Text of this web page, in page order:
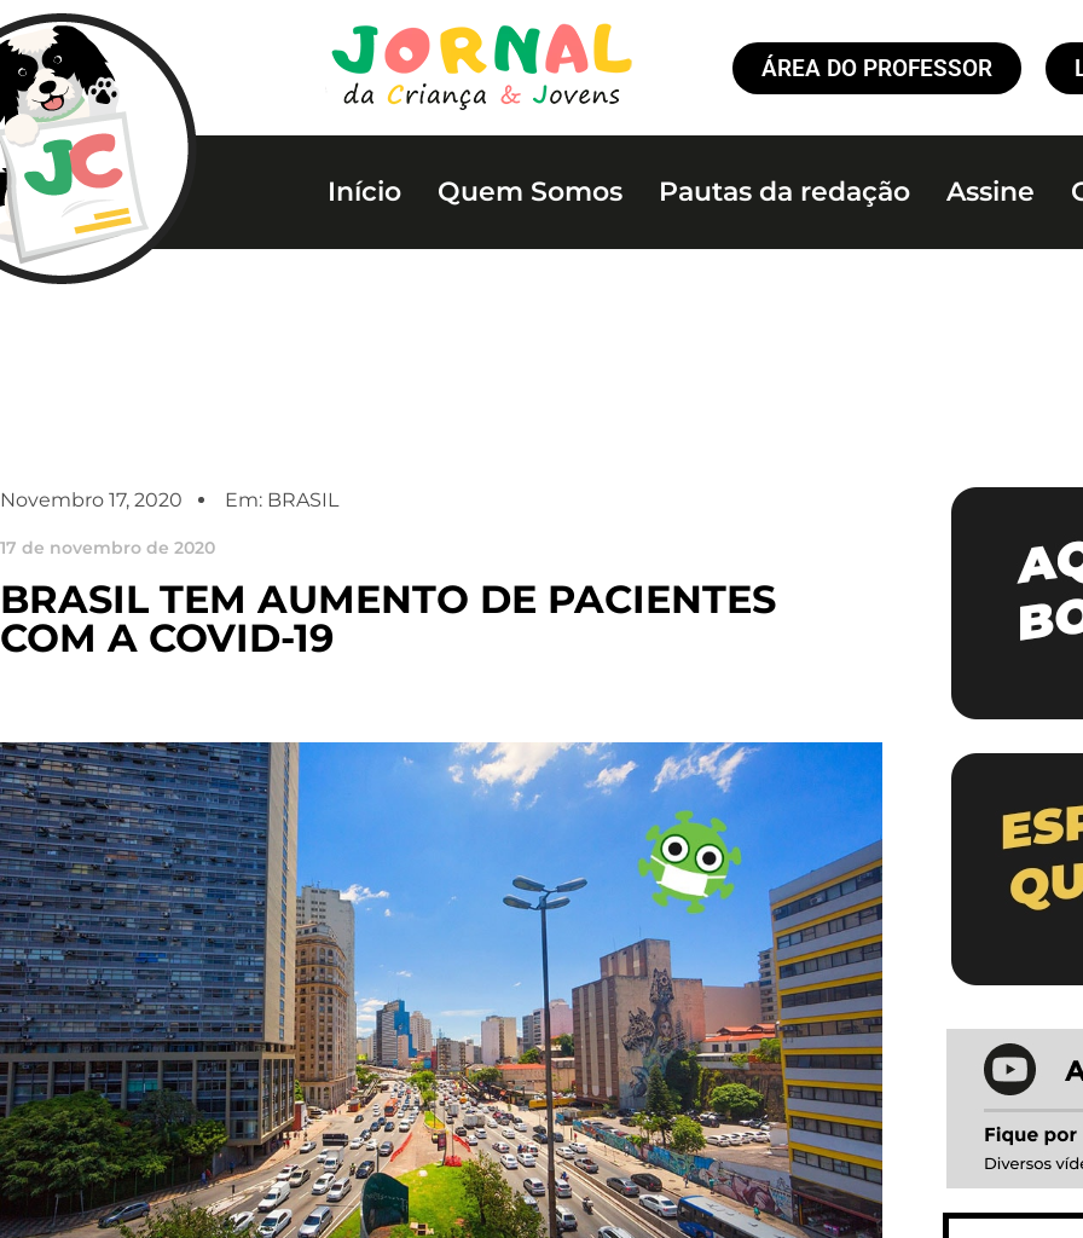
ÁREA DO PROFESSOR
Início Quem Somos Pautas da redação Assine
Novembro 17, 2020 Em: BRASIL
17 de novembro de 2020
BRASIL TEM AUMENTO DE PACIENTES
COM A COVID-19